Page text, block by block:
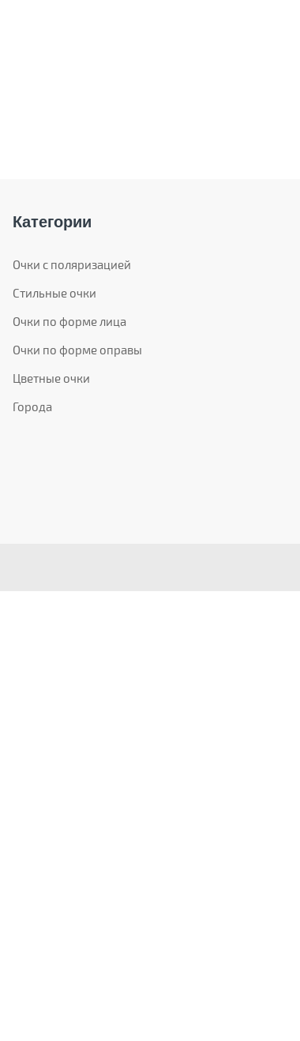
Категории
Очки с поляризацией
Стильные очки
Очки по форме лица
Очки по форме оправы
Цветные очки
Города